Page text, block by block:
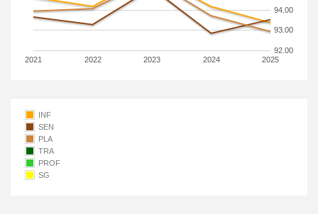
2021 2022 2023 2024 2025
92.00
93.00
94.00
INF
SEN
PLA
TRA
PROF
SG